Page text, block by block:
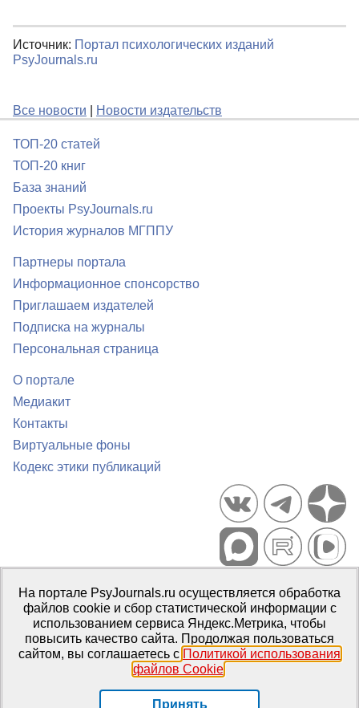
Источник: Портал психологических изданий
PsyJournals.ru
Все новости Новости издательств
ТОП-20 статей
ТОП-20 книг
База знаний
Проекты PsyJournals.ru
История журналов МГППУ
Партнеры портала
Информационное спонсорство
Приглашаем издателей
Подписка на журналы
Персональная страница
О портале
Медиакит
Контакты
Виртуальные фоны
Кодекс этики публикаций
Портал психологических изданий PsyJournals.ru, 2007–2026
Правила использования материалов
Свидетельство регистрации СМИЭл № ФС77-66447 от 14 июля
2016 г.
Издатель: ФГБОУ ВО МГППУ
На портале PsyJournals.ru осуществляется обработка
файлов cookie и сбор статистической информации с
использованием сервиса Яндекс.Метрика, чтобы
повысить качество сайта. Продолжая пользоваться
сайтом, вы соглашаетесь с Политикой использования
файлов Cookie.
Принять